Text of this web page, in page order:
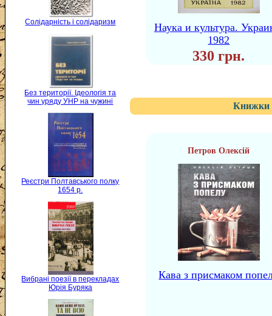
Солідарність і солідаризм
Без території. Ідеологія та
чин уряду УНР на чужині
Реєстри Полтавського полку
1654 р.
Вибрані поезії в перекладах
Юрія Буряка
Наука и культура.
1982
330 грн.
Книжки
Петров Олексій
Кава з присмаком